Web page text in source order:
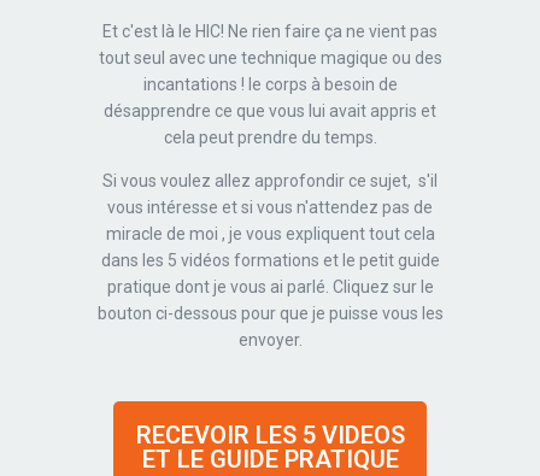
Et c'est là le HIC! Ne rien faire ça ne vient pas
tout seul avec une technique magique ou des
incantations ! le corps à besoin de
désapprendre ce que vous lui avait appris et
cela peut prendre du temps.
Si vous voulez allez approfondir ce sujet, s'il
vous intéresse et si vous n'attendez pas de
miracle de moi , je vous expliquent tout cela
dans les 5 vidéos formations et le petit guide
pratique dont je vous ai parlé. Cliquez sur le
bouton ci-dessous pour que je puisse vous les
envoyer.
RECEVOIR LES 5 VIDEOS
ET LE GUIDE PRATIQUE